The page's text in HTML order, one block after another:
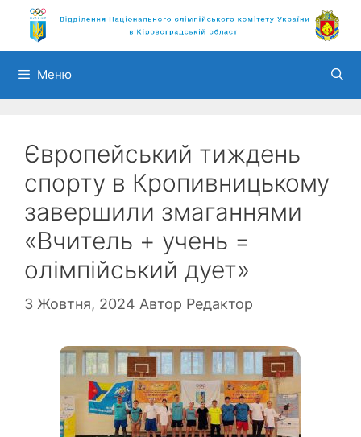
Перейти
вмісту
Меню
Європейський тиждень
спорту в Кропивницькому
завершили змаганнями
«Вчитель + учень =
олімпійський дует»
3 Жовтня, 2024 Автор Редактор